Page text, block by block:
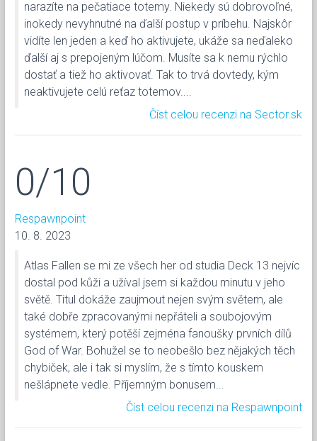
narazíte na pečatiace totemy. Niekedy sú dobrovoľné,
inokedy nevyhnutné na ďalší postup v príbehu. Najskôr
vidíte len jeden a keď ho aktivujete, ukáže sa neďaleko
ďalší aj s prepojeným lúčom. Musíte sa k nemu rýchlo
dostať a tiež ho aktivovať. Tak to trvá dovtedy, kým
neaktivujete celú reťaz totemov....
Číst celou recenzi na Sector.sk
0/10
Respawnpoint
10. 8. 2023
Atlas Fallen se mi ze všech her od studia Deck 13 nejvíc
dostal pod kůži a užíval jsem si každou minutu v jeho
světě. Titul dokáže zaujmout nejen svým světem, ale
také dobře zpracovanými nepřáteli a soubojovým
systémem, který potěší zejména fanoušky prvních dílů
God of War. Bohužel se to neobešlo bez nějakých těch
chybiček, ale i tak si myslím, že s tímto kouskem
nešlápnete vedle. Příjemným bonusem...
Číst celou recenzi na Respawnpoint